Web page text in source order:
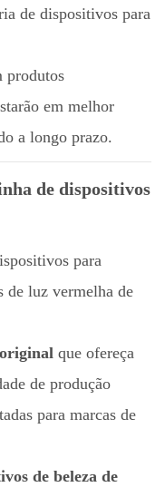
de dispositivos para
produtos
em melhor
a longo prazo.
de dispositivos
para
de luz vermelha de
que ofereça
de produção
para marcas de
de beleza de